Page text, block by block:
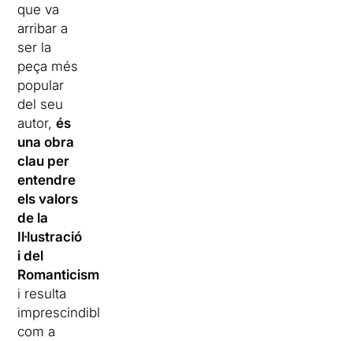
que va
arribar a
ser la
peça més
popular
del seu
autor,és
una obra
clau per
entendre
els valors
de la
Il·lustració
i del
Romanticisme
i resulta
imprescindible
com a